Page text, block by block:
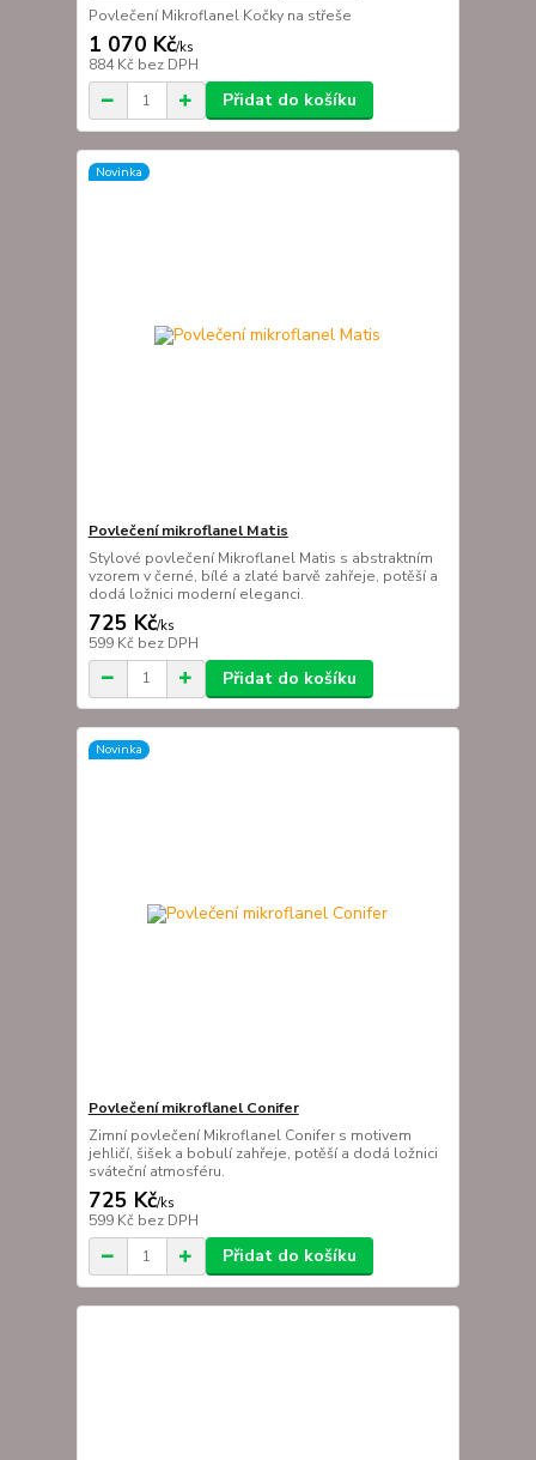
Povlečení Mikroflanel Kočky na střeše
1 070 Kč/ks
884 Kč bez DPH
Přidat do košíku
Novinka
Povlečení mikroflanel Matis
Stylové povlečení Mikroflanel Matis s abstraktním
vzorem v černé, bílé a zlaté barvě zahřeje, potěší a
dodá ložnici moderní eleganci.
725 Kč/ks
599 Kč bez DPH
Přidat do košíku
Novinka
Povlečení mikroflanel Conifer
Zimní povlečení Mikroflanel Conifer s motivem
jehličí, šišek a bobulí zahřeje, potěší a dodá ložnici
sváteční atmosféru.
725 Kč/ks
599 Kč bez DPH
Přidat do košíku